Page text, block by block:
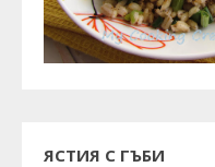
ЯСТИЯ С ГЪБИ